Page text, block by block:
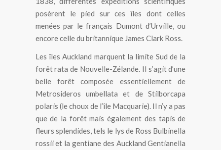
posèrent le pied sur ces îles dont celles
menées par le français Dumont d’Urville, ou
encore celle du britannique James Clark Ross.
Les îles Auckland marquent la limite Sud de la
forêt rata de Nouvelle-Zélande. Il s’agit d’une
belle forêt composée essentiellement de
Metrosideros umbellata et de Stilborcapa
polaris (le choux de l’île Macquarie). Il n’y a pas
que de la forêt mais également des tapis de
fleurs splendides, tels le lys de Ross Bulbinella
rossii et la gentiane des Auckland Gentianella